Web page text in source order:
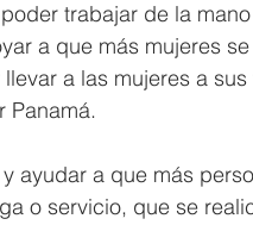
trabajar de la
a que más mujeres
a las mujeres a sus
Panamá.
ayudar a que más
o servicio, que se